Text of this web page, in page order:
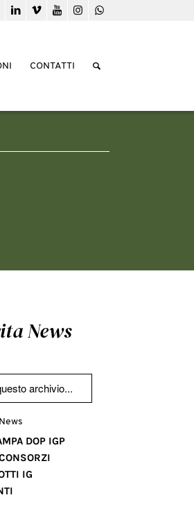
CONTATTI
News
DOP IGP
IG